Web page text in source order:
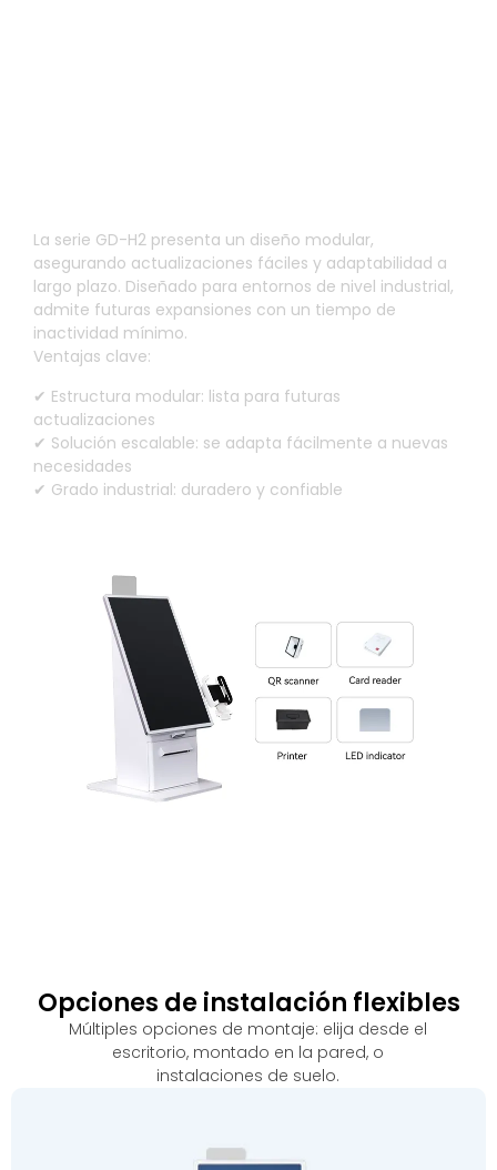
La serie GD-H2 presenta un diseño modular,
asegurando actualizaciones fáciles y adaptabilidad a
largo plazo. Diseñado para entornos de nivel industrial,
admite futuras expansiones con un tiempo de
inactividad mínimo.
Ventajas clave:
✔ Estructura modular: lista para futuras
actualizaciones
✔ Solución escalable: se adapta fácilmente a nuevas
necesidades
✔ Grado industrial: duradero y confiable
Opciones de instalación flexibles
Múltiples opciones de montaje: elija desde el
escritorio, montado en la pared, o
instalaciones de suelo.